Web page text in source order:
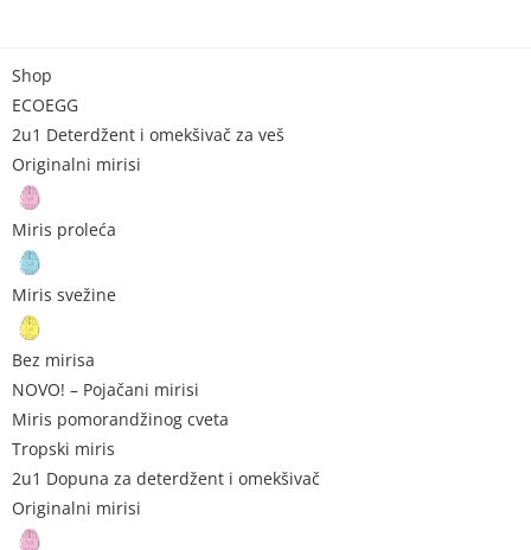
Shop
ECOEGG
2u1 Deterdžent i omekšivač za veš
Originalni mirisi
Miris proleća
Miris svežine
Bez mirisa
NOVO! – Pojačani mirisi
Miris pomorandžinog cveta
Tropski miris
2u1 Dopuna za deterdžent i omekšivač
Originalni mirisi